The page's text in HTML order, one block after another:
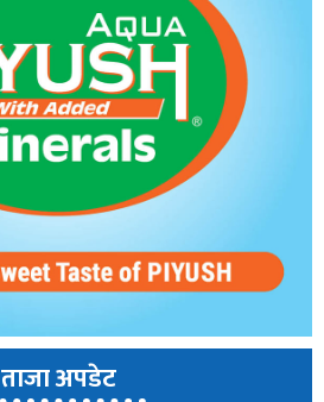
ताजा अपडेट